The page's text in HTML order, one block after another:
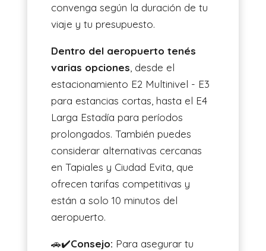
convenga según la duración de tu
viaje y tu presupuesto.
Dentro del aeropuerto tenés
varias opciones , desde el
estacionamiento E2 Multinivel - E3
para estancias cortas, hasta el E4
Larga Estadía para períodos
prolongados. También puedes
considerar alternativas cercanas
en Tapiales y Ciudad Evita, que
ofrecen tarifas competitivas y
están a solo 10 minutos del
aeropuerto.
🚗✔️Consejo: Para asegurar tu